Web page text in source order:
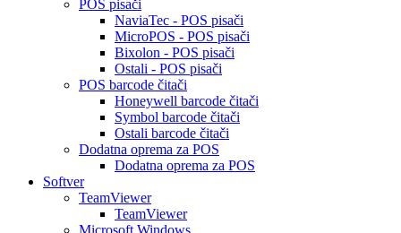
POS pisači
NaviaTec - POS pisači
MicroPOS - POS pisači
Bixolon - POS pisači
Ostali - POS pisači
POS barcode čitači
Honeywell barcode čitači
Symbol barcode čitači
Ostali barcode čitači
Dodatna oprema za POS
Dodatna oprema za POS
Softver
TeamViewer
TeamViewer
Microsoft Windows